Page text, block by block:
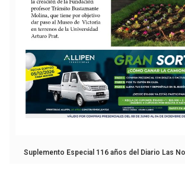
Suplemento Especial 116 años del Diario Las